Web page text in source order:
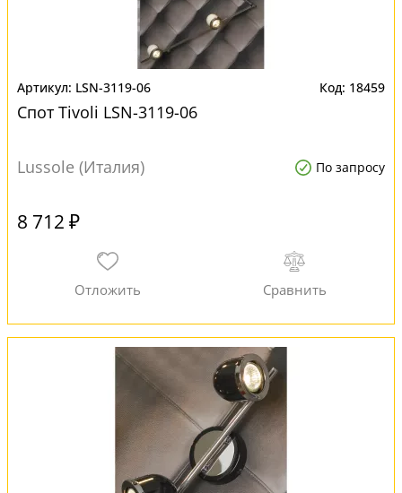
LSN-3119-06 18459
Спот Tivoli LSN-3119-06
Lussole (Италия) По запросу
8 712 ₽